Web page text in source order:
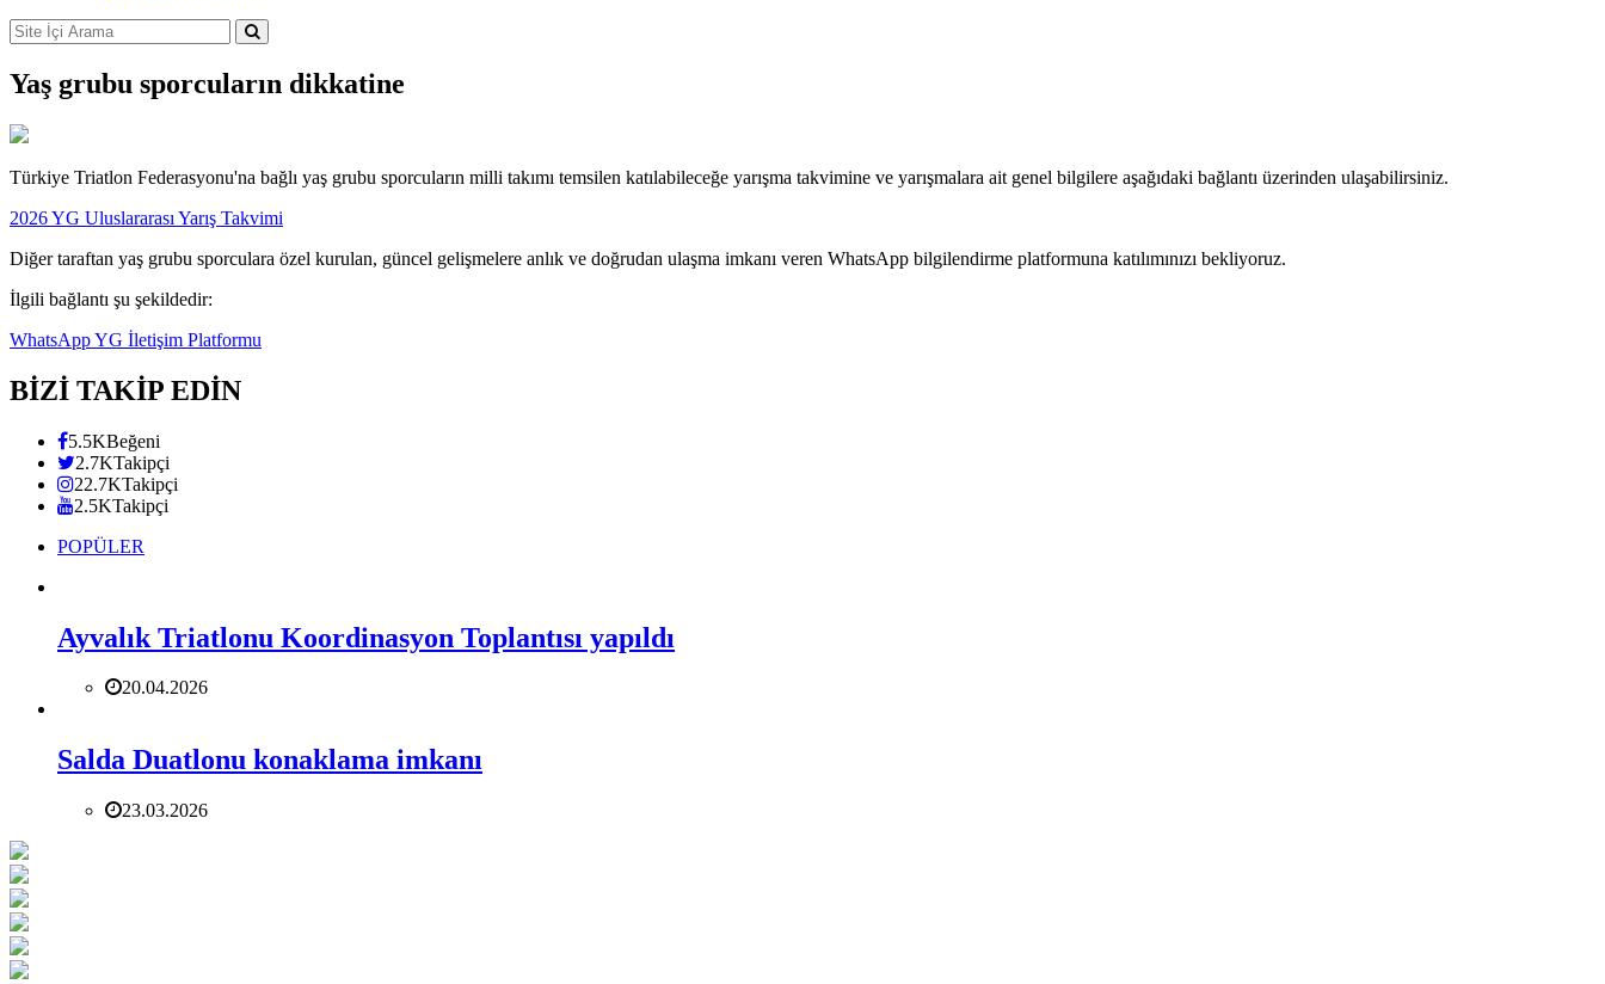
Yaş grubu sporcuların dikkatine
Türkiye Triatlon Federasyonu'na bağlı yaş grubu sporcuların milli takımı temsilen katılabileceğe yarışma takvimine ve yarışmalara ait genel bilgilere aşağıdaki bağlantı üzerinden ulaşabilirsiniz.
2026 YG Uluslararası Yarış Takvimi
Diğer taraftan yaş grubu sporculara özel kurulan, güncel gelişmelere anlık ve doğrudan ulaşma imkanı veren WhatsApp bilgilendirme platformuna katılımınızı bekliyoruz.
İlgili bağlantı şu şekildedir:
WhatsApp YG İletişim Platformu
BİZİ TAKİP EDİN
5.5KBeğeni
2.7KTakipçi
22.7KTakipçi
2.5KTakipçi
POPÜLER
Ayvalık Triatlonu Koordinasyon Toplantısı yapıldı
20.04.2026
Salda Duatlonu konaklama imkanı
23.03.2026